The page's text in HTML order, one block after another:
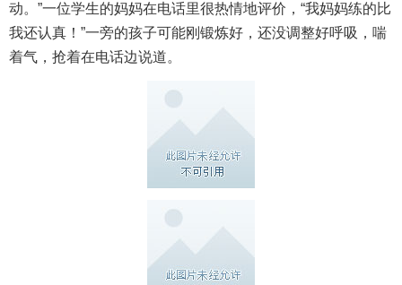
动。”一位学生的妈妈在电话里很热情地评价，“我妈妈练的比
我还认真！”一旁的孩子可能刚锻炼好，还没调整好呼吸，喘
着气，抢着在电话边说道。